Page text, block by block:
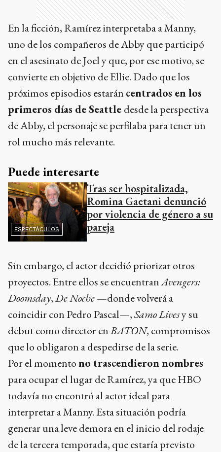
En la ficción, Ramírez interpretaba a Manny,
uno de los compañeros de Abby que participó
en el asesinato de Joel y que, por ese motivo, se
convierte en objetivo de Ellie. Dado que los
próximos episodios estarán centrados en los
primeros días de Seattle desde la perspectiva
de Abby, el personaje se perfilaba para tener un
rol mucho más relevante.
Puede interesarte
ESPECTÁCULOS
Tras ser hospitalizada,
Romina Gaetani denunció
por violencia de género a su
pareja
Sin embargo, el actor decidió priorizar otros
proyectos. Entre ellos se encuentranAvengers:
Doomsday,De Noche—donde volverá a
coincidir con Pedro Pascal—,Samo Livesy su
debut como director enBATON, compromisos
que lo obligaron a despedirse de la serie.
Por el momentono trascendieron nombres
para ocupar el lugar de Ramírez, ya que HBO
todavía no encontró al actor ideal para
interpretar a Manny. Esta situación podría
generar una leve demora en el inicio del rodaje
de la tercera temporada, que estaría previsto